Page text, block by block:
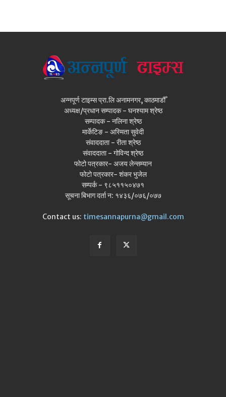
अन्नपूर्ण टाइम्स प्रा.लि अनामनगर, काठमाडौँ
अध्यक्ष/प्रधान सम्पादक - घनश्याम श्रेष्ठ
सम्पादक - नलिना श्रेष्ठ
मार्केटिङ - अस्मिता सुवेदी
संवाददाता - रीता श्रेष्ठ
संवाददाता - गोविन्द श्रेष्ठ
फोटो पत्रकार- अजय लेन्सम्यान
फोटो पत्रकार- शंकर भुजेल
सम्पर्क - ९८५११५०४७१
सूचना बिभाग दर्ता न: १४३६/०७६/०७७
Contact us: timesannapurna@gmail.com